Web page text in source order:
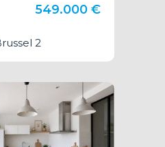
549.000 €
2